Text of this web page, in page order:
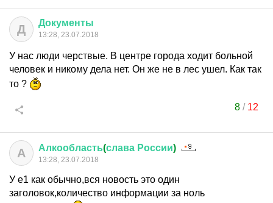
Д Документы
13:28, 23.07.2018
У нас люди черствые. В центре города ходит больной
человек и никому дела нет. Он же не в лес ушел. Как так
то ?
8 / 12
А Алкообласть(слава России)
13:28, 23.07.2018
У е1 как обычно,вся новость это один
заголовок,количество информации за ноль